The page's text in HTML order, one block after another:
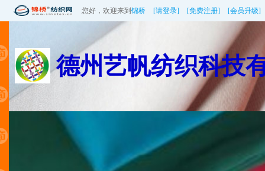
您好，欢迎来到 锦桥 [请登录] [免费注册] [会员升级]
德州艺帆纺织科技